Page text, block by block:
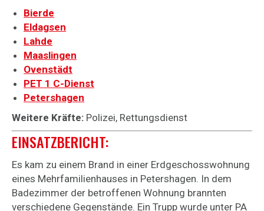
Bierde
Eldagsen
Lahde
Maaslingen
Ovenstädt
PET 1 C-Dienst
Petershagen
Weitere Kräfte: Polizei, Rettungsdienst
EINSATZBERICHT:
Es kam zu einem Brand in einer Erdgeschosswohnung
eines Mehrfamilienhauses in Petershagen. In dem
Badezimmer der betroffenen Wohnung brannten
verschiedene Gegenstände. Ein Trupp wurde unter PA